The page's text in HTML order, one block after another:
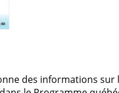
des informations sur